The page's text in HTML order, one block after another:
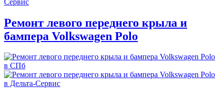
Ремонт левого переднего крыла и
бампера Volkswagen Polo